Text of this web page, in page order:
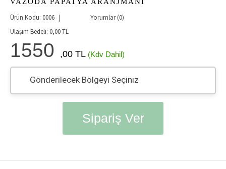
Ürün Kodu: 0006 |
Yorumlar (0)
Ulaşım Bedeli: 0,00TL
1550 ,00 TL (Kdv Dahil)
Gönderilecek Bölgeyi Seçiniz
Sipariş Ver